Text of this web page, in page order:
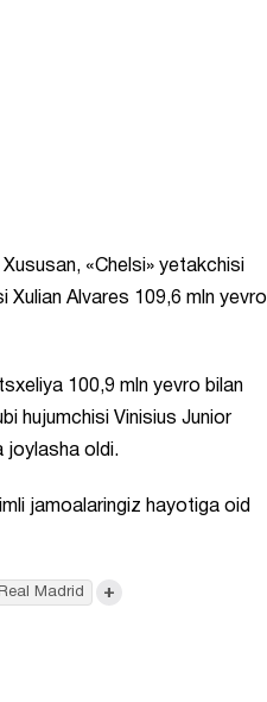
«Chelsi» yetakchisi
Xulian Alvares 109,6 mln yevro
100,9 mln yevro bilan
hujumchisi Vinisius Junior
joylasha oldi.
jamoalaringiz hayotiga oid
Real Madrid +